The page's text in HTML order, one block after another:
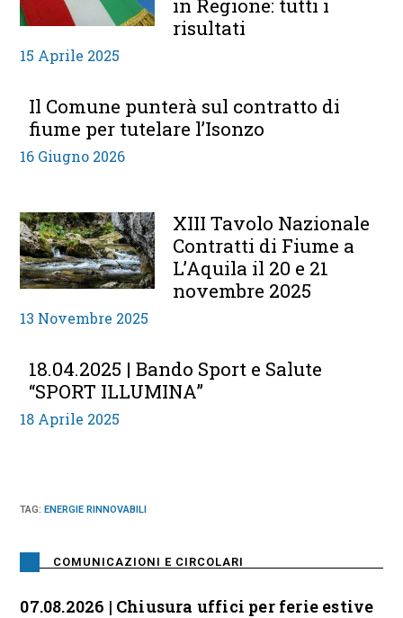
in Regione: tutti i
risultati
15 Aprile 2025
Il Comune punterà sul contratto di
fiume per tutelare l’Isonzo
16 Giugno 2026
XIII Tavolo Nazionale
Contratti di Fiume a
L’Aquila il 20 e 21
novembre 2025
13 Novembre 2025
18.04.2025 | Bando Sport e Salute
“SPORT ILLUMINA”
18 Aprile 2025
TAG:ENERGIE RINNOVABILI
COMUNICAZIONI E CIRCOLARI
07.08.2026 | Chiusura uffici per ferie estive